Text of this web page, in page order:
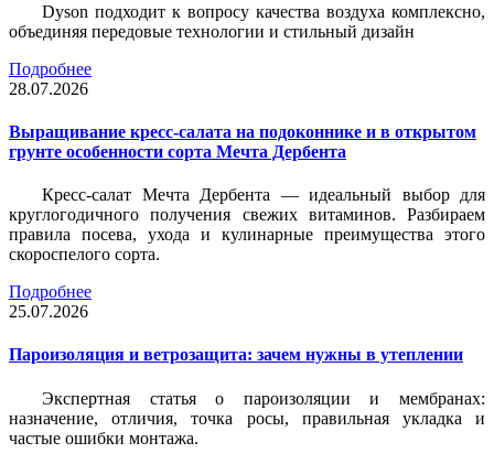
Dyson подходит к вопросу качества воздуха комплексно,
объединяя передовые технологии и стильный дизайн
Подробнее
28.07.2026
Выращивание кресс-салата на подоконнике и в открытом
грунте особенности сорта Мечта Дербента
Кресс-салат Мечта Дербента — идеальный выбор для
круглогодичного получения свежих витаминов. Разбираем
правила посева, ухода и кулинарные преимущества этого
скороспелого сорта.
Подробнее
25.07.2026
Пароизоляция и ветрозащита: зачем нужны в утеплении
Экспертная статья о пароизоляции и мембранах:
назначение, отличия, точка росы, правильная укладка и
частые ошибки монтажа.